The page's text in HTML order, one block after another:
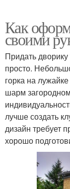
Как
своими
Придать
просто.
горка на
шарм
лучше создать
дизайн требует
хорошо